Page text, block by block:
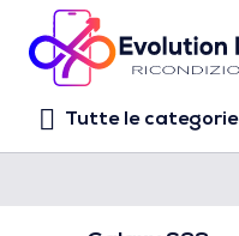
Tutte le categorie